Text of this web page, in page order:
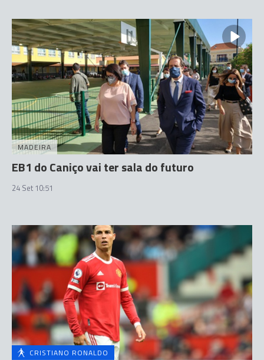
MADEIRA
EB1 do Caniço vai ter sala do futuro
24 Set 10:51
CRISTIANO RONALDO